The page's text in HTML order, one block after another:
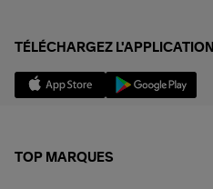
TÉLÉCHARGEZ L'APPLICATION
TOP MARQUES